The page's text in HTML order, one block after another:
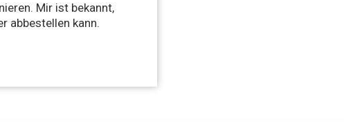
Mir ist bekannt,
abbestellen kann.